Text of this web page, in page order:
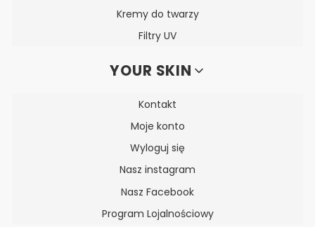
Kremy do twarzy
Filtry UV
YOUR SKIN
Kontakt
Moje konto
Wyloguj się
Nasz instagram
Nasz Facebook
Program Lojalnościowy